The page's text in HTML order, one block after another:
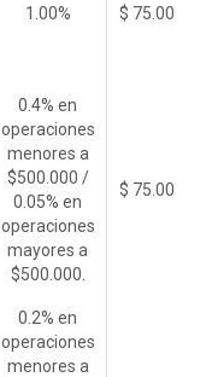
1.00% $ 75.00
0.4% en
operaciones
menores a
$500.000 /
0.05% en
operaciones
mayores a
$500.000.
$ 75.00
0.2% en
operaciones
menores a